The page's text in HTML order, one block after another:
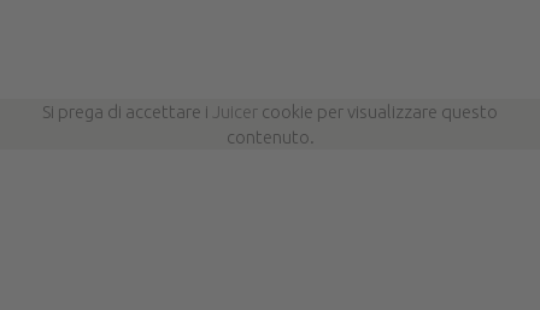
Si prega di accettare i Juicer cookie per visualizzare questo
contenuto.